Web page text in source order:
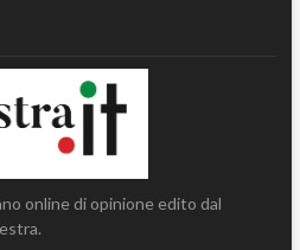
online di opinione edito dal